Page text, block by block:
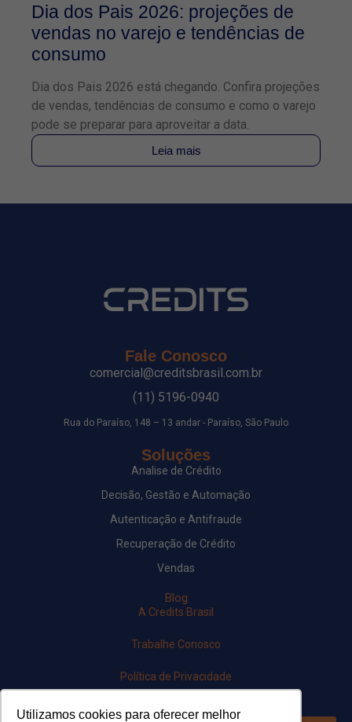
Utilizamos cookies para oferecer melhor
Dia dos Pais 2026: projeções de
vendas no varejo e tendências de
consumo
Dia dos Pais 2026 está chegando. Confira projeções
de vendas, tendências de consumo e como o varejo
pode se preparar para aproveitar a data.
Leia mais
Fale Conosco
comercial@creditsbrasil.com.br
(11) 5196-0940
Rua do Paraíso, 148 – 13 andar - Paraíso, São Paulo
Soluções
Analise de Crédito
Decisão, Gestão e Automação
Autenticação e Antifraude
Recuperação de Crédito
Vendas
Blog
A Credits Brasil
Trabalhe Conosco
Política de Privacidade
Newsletter